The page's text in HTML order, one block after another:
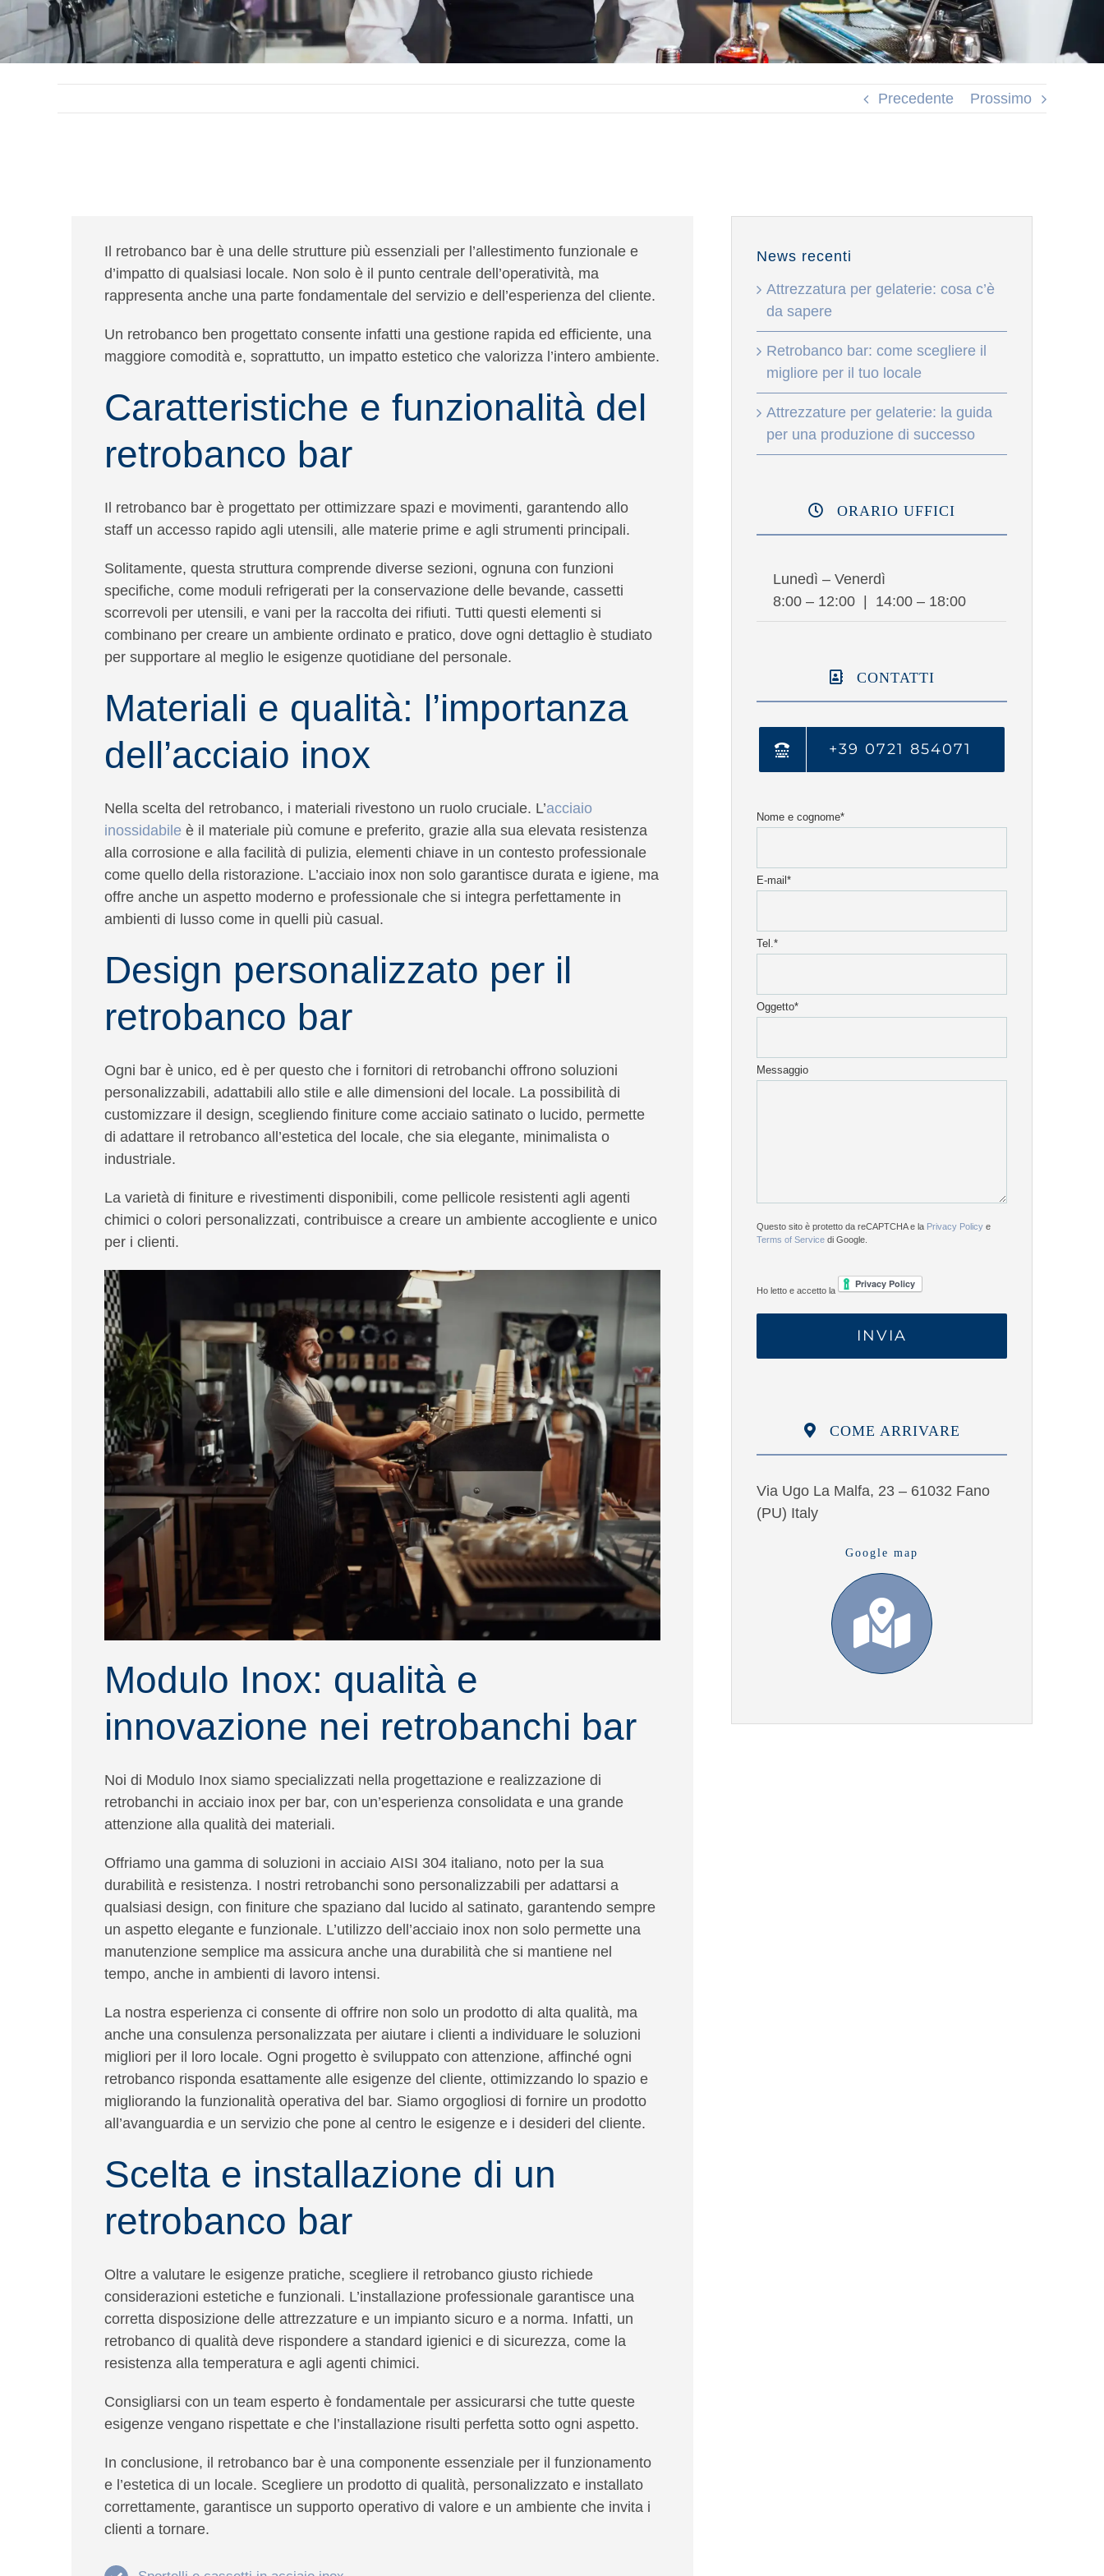
Precedente Prossimo
Il retrobanco bar è una delle strutture più essenziali per l’allestimento funzionale e
d’impatto di qualsiasi locale. Non solo è il punto centrale dell’operatività, ma
rappresenta anche una parte fondamentale del servizio e dell’esperienza del cliente.
Un retrobanco ben progettato consente infatti una gestione rapida ed efficiente, una
maggiore comodità e, soprattutto, un impatto estetico che valorizza l’intero ambiente.
Caratteristiche e funzionalità del
retrobanco bar
Il retrobanco bar è progettato per ottimizzare spazi e movimenti, garantendo allo
staff un accesso rapido agli utensili, alle materie prime e agli strumenti principali.
Solitamente, questa struttura comprende diverse sezioni, ognuna con funzioni
specifiche, come moduli refrigerati per la conservazione delle bevande, cassetti
scorrevoli per utensili, e vani per la raccolta dei rifiuti. Tutti questi elementi si
combinano per creare un ambiente ordinato e pratico, dove ogni dettaglio è studiato
per supportare al meglio le esigenze quotidiane del personale.
Materiali e qualità: l’importanza
dell’acciaio inox
Nella scelta del retrobanco, i materiali rivestono un ruolo cruciale. L’acciaio
inossidabile è il materiale più comune e preferito, grazie alla sua elevata resistenza
alla corrosione e alla facilità di pulizia, elementi chiave in un contesto professionale
come quello della ristorazione. L’acciaio inox non solo garantisce durata e igiene, ma
offre anche un aspetto moderno e professionale che si integra perfettamente in
ambienti di lusso come in quelli più casual.
Design personalizzato per il
retrobanco bar
Ogni bar è unico, ed è per questo che i fornitori di retrobanchi offrono soluzioni
personalizzabili, adattabili allo stile e alle dimensioni del locale. La possibilità di
customizzareil design, scegliendo finiture come acciaio satinato o lucido, permette
di adattare il retrobanco all’estetica del locale, che sia elegante, minimalista o
industriale.
La varietà di finiture e rivestimenti disponibili, come pellicole resistenti agli agenti
chimici o colori personalizzati, contribuisce a creare un ambiente accoglientee unico
per i clienti.
Modulo Inox: qualità e
innovazione nei retrobanchi bar
Noi di Modulo Inoxsiamo specializzati nella progettazione e realizzazione di
retrobanchi in acciaio inox per bar, con un’esperienza consolidata e una grande
attenzione alla qualità dei materiali.
Offriamo una gamma di soluzioni in acciaio AISI 304 italiano, noto per la sua
durabilità e resistenza. I nostri retrobanchi sono personalizzabili per adattarsi a
qualsiasi design, con finiture che spaziano dal lucido al satinato, garantendo sempre
un aspetto elegante e funzionale. L’utilizzo dell’acciaio inox non solo permette una
manutenzione semplice ma assicura anche una durabilitàche si mantiene nel
tempo, anche in ambienti di lavoro intensi.
La nostra esperienza ci consente di offrire non solo un prodotto di alta qualità, ma
anche una consulenza personalizzataper aiutare i clienti a individuare le soluzioni
migliori per il loro locale. Ogni progetto è sviluppato con attenzione, affinché ogni
retrobanco risponda esattamente alle esigenze del cliente, ottimizzando lo spazio e
migliorando la funzionalità operativa del bar. Siamo orgogliosi di fornire un prodotto
all’avanguardia e un servizio che pone al centro le esigenze e i desideri del cliente.
Scelta e installazione di un
retrobanco bar
Oltre a valutare le esigenze pratiche, scegliere il retrobanco giusto richiede
considerazioni estetiche e funzionali. L’installazione professionale garantisce una
corretta disposizione delle attrezzature e un impianto sicuro e a norma. Infatti, un
retrobanco di qualità deve rispondere a standard igienici e di sicurezza, come la
resistenza alla temperatura e agli agenti chimici.
Consigliarsi con un team espertoè fondamentale per assicurarsi che tutte queste
esigenze vengano rispettate e che l’installazione risulti perfetta sotto ogni aspetto.
In conclusione, il retrobanco barè una componente essenziale per il funzionamento
e l’estetica di un locale. Scegliere un prodotto di qualità, personalizzato e installato
correttamente, garantisce un supporto operativo di valore e un ambiente che invita i
clienti a tornare.
News recenti
Attrezzatura per gelaterie: cosa c’è
da sapere
Retrobanco bar: come scegliere il
migliore per il tuo locale
Attrezzature per gelaterie: la guida
per una produzione di successo
ORARIO UFFICI
Lunedì – Venerdì
8:00 – 12:00 | 14:00 – 18:00
CONTATTI
+39 0721 854071
Nome e cognome*
E-mail*
Tel.*
Oggetto*
Messaggio
Questo sito è protetto da reCAPTCHA e la Privacy Policy e
Terms of Service di Google.
Ho letto e accetto la
COME ARRIVARE
Via Ugo La Malfa, 23 – 61032 Fano
(PU) Italy
Google map